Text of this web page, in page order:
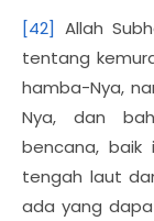
[42] Allah
tentang
hamba-Nya,
Nya, dan
bencana, baik
tengah laut
ada yang